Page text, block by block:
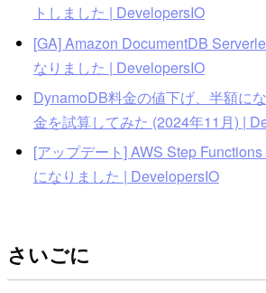
トしました | DevelopersIO
[GA] Amazon DocumentDB
なりました | DevelopersIO
DynamoDB料金の値下げ、半額に
金を試算してみた (2024年11月) |
[アップデート] AWS Step
になりました | DevelopersIO
さいごに